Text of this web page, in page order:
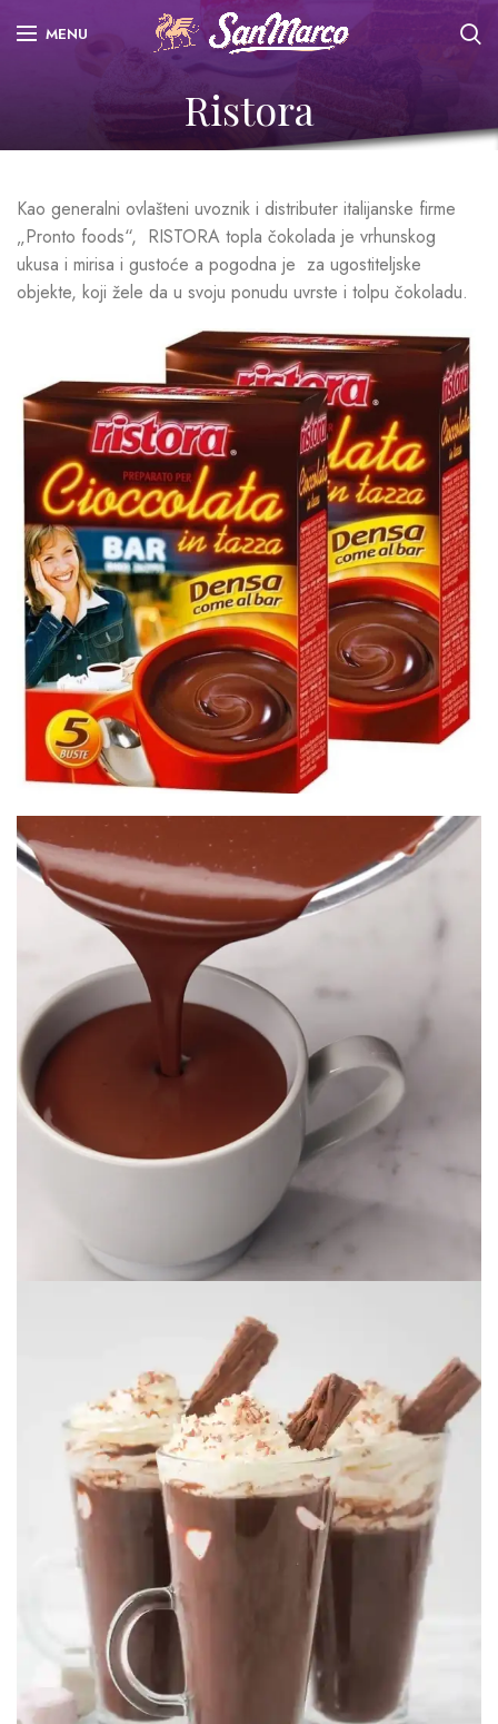
MENU
Ristora
Kao generalni ovlašteni uvoznik i distributer italijanske firme
„Pronto foods“, RISTORA topla čokolada je vrhunskog
ukusa i mirisa i gustoće a pogodna je za ugostiteljske
objekte, koji žele da u svoju ponudu uvrste i tolpu čokoladu.